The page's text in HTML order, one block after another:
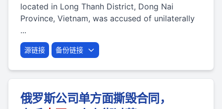
located in Long Thanh District, Dong Nai
Province, Vietnam, was accused of unilaterally
...
源链接 备份链接
俄罗斯公司单方面撕毁合同，